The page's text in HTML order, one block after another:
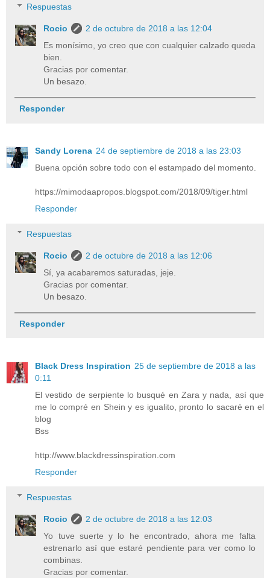
Respuestas
Rocio
2 de octubre de 2018 a las 12:04
Es monísimo, yo creo que con cualquier calzado queda
bien.
Gracias por comentar.
Un besazo.
Responder
Sandy Lorena 24 de septiembre de 2018 a las 23:03
Buena opción sobre todo con el estampado del momento.
https://mimodaapropos.blogspot.com/2018/09/tiger.html
Responder
Respuestas
Rocio
2 de octubre de 2018 a las 12:06
Sí, ya acabaremos saturadas, jeje.
Gracias por comentar.
Un besazo.
Responder
Black Dress Inspiration 25 de septiembre de 2018 a las
0:11
El vestido de serpiente lo busqué en Zara y nada, así que
me lo compré en Shein y es igualito, pronto lo sacaré en el
blog
Bss
http://www.blackdressinspiration.com
Responder
Respuestas
Rocio
2 de octubre de 2018 a las 12:03
Yo tuve suerte y lo he encontrado, ahora me falta
estrenarlo así que estaré pendiente para ver como lo
combinas.
Gracias por comentar.